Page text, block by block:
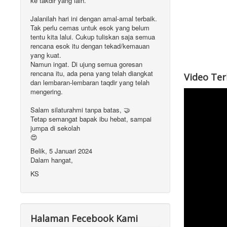
Jalanilah hari ini dengan amal-amal terbaik.
Tak perlu cemas untuk esok yang belum
tentu kita lalui. Cukup tuliskan saja semua
rencana esok itu dengan tekad/kemauan
yang kuat.
Namun ingat. Di ujung semua goresan
rencana itu, ada pena yang telah diangkat
dan lembaran-lembaran taqdir yang telah
mengering.
Salam silaturahmi tanpa batas, 🤝
Tetap semangat bapak ibu hebat, sampai
jumpa di sekolah
😍
Belik, 5 Januari 2024
Dalam hangat,
KS
Halaman Fecebook Kami
Video